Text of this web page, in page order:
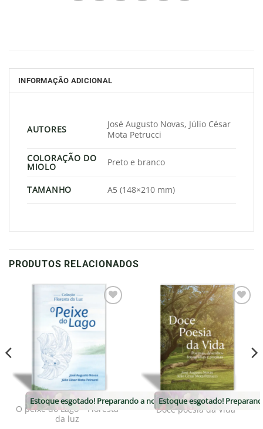
INFORMAÇÃO ADICIONAL
AUTORES
José Augusto Novas, Júlio César
Mota Petrucci
COLORAÇÃO DO
MIOLO Preto e branco
TAMANHO A5 (148×210 mm)
PRODUTOS RELACIONADOS
Estoque esgotado! Preparando a nova edição
à lista de
desejos
O peixe do Lago – Floresta
da luz
Estoque esgotado!
Adicionar
à lista de
desejos
Doce poesia da Vida